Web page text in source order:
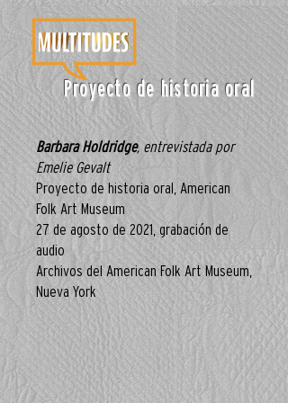
Barbara Holdridge, entrevistada por
Emelie Gevalt
Proyecto de historia oral, American
Folk Art Museum
27 de agosto de 2021, grabación de
audio
Archivos del American Folk Art Museum,
Nueva York
Proyecto de historia oral